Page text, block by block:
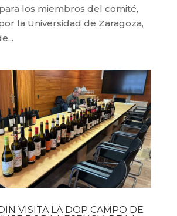
los miembros del comité,
la Universidad de Zaragoza,
VISITA LA DOP CAMPO DE